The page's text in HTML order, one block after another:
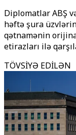
Diplomatlar ABŞ
həftə şura
qətnamənin
etirazları ilə
TÖVSİYƏ EDİLƏN